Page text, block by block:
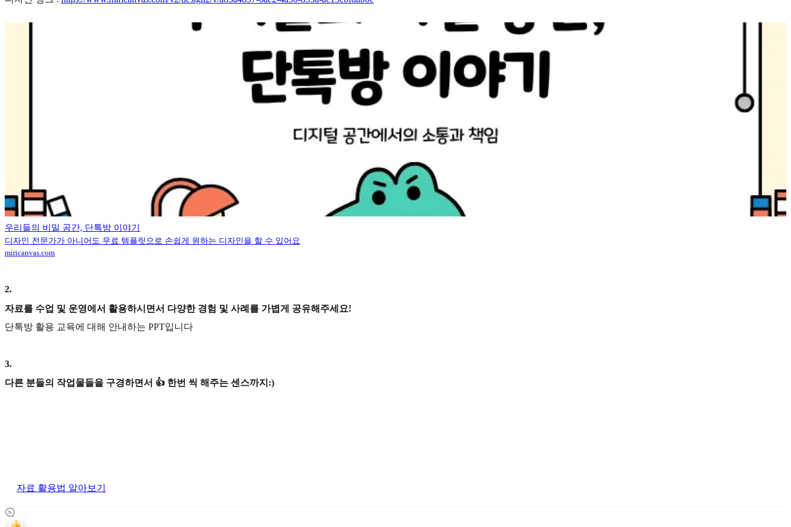
우리들의 비밀 공간, 단톡방 이야기
디자인 전문가가 아니어도 무료 템플릿으로 손쉽게 원하는 디자인을 할 수 있어요
miricanvas.com
2.
자료를 수업 및 운영에서 활용하시면서 다양한 경험 및 사례를 가볍게 공유해주세요!
단톡방 활용 교육에 대해 안내하는 PPT입니다
3.
다른 분들의 작업물들을 구경하면서 👍 한번 씩 해주는 센스까지:)
자료 활용법 알아보기